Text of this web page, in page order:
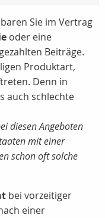
Sie im Vertrag
oder eine
Beiträge.
Produktart,
Denn in
auch schlechte
diesen Angeboten
mit einer
schon oft solche
bei vorzeitiger
einer